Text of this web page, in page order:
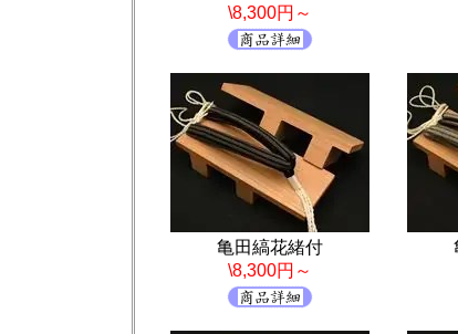
\8,300円～
亀田縞花緒付
\8,300円～